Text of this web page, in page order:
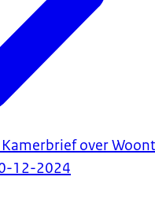
over
12-2024